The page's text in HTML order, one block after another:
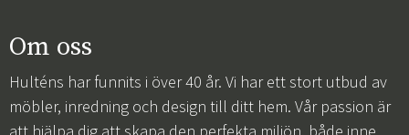
Om oss
Hulténs har funnits i över 40 år. Vi har ett stort utbud av
möbler, inredning och design till ditt hem. Vår passion är